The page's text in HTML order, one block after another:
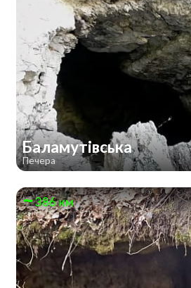
Баламутівська
Печера
386 км